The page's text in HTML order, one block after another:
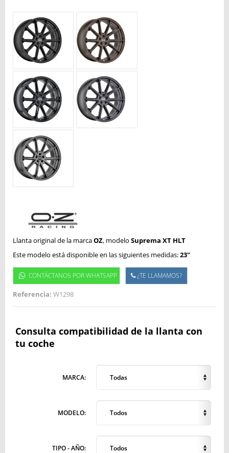
Llanta original de la marcaOZ, modelo Suprema XT HLT
Este modelo está disponible en las siguientes medidas:23"
CONTÁCTANOS POR WHATSAPP ¿TE LLAMAMOS?
Referencia: W1298
Consulta compatibilidad de la llanta con
tu coche
MARCA: Todas
MODELO: Todos
TIPO - AÑO: Todos